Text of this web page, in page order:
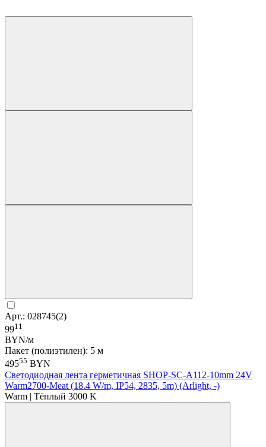
Арт.: 028745(2)
9911
BYN/м
Пакет (полиэтилен): 5 м
49555 BYN
Светодиодная лента герметичная SHOP-SC-A112-10mm 24V
Warm2700-Meat (18.4 W/m, IP54, 2835, 5m) (Arlight, -)
Warm | Тёплый 3000 K